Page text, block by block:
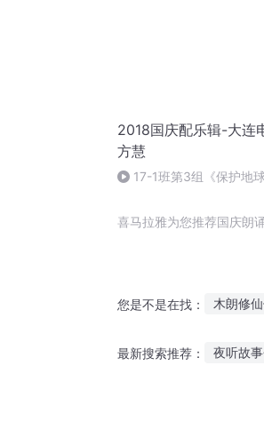
2018国庆配乐辑-大连
方慧
17-1班第3组《保护地
慧
喜马拉雅为您推荐国庆朗
您是不是在找： 木朗修
最新搜索推荐： 夜听故